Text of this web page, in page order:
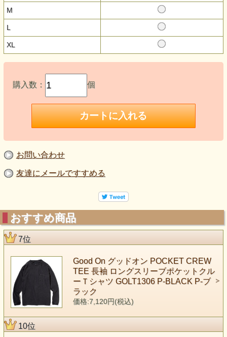
M
L
XL
購入数： 個
お問い合わせ
友達にメールですすめる
おすすめ商品
7位
Good On グッドオン POCKET CREW
TEE 長袖 ロングスリーブポケットクル
ーＴシャツ GOLT1306 P-BLACK P-ブ
ラック
価格:7,120円(税込)
10位